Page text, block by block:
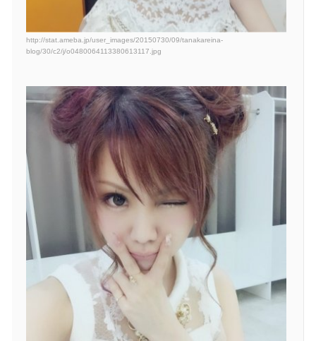
http://stat.ameba.jp/user_images/20150730/09/tanakareina-
blog/30/c2/j/o0480064113380613117.jpg